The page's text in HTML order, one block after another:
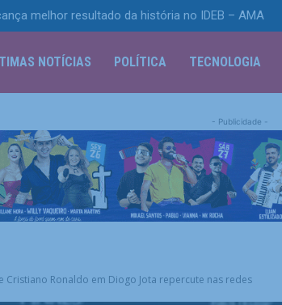
melhor resultado da história no IDEB – AMA
horário de pico no Rio com previsão de ventania
NOTÍCIAS POLÍTICA TECNOLOGIA
- Publicidade -
Cristiano Ronaldo em Diogo Jota repercute nas redes